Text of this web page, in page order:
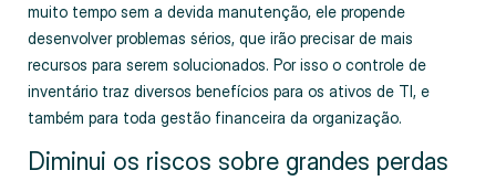
muito tempo sem a devida manutenção, ele propende
desenvolver problemas sérios, que irão precisar de mais
recursos para serem solucionados. Por isso o controle de
inventário traz diversos benefícios para os ativos de TI, e
também para toda gestão financeira da organização.
Diminui os riscos sobre grandes perdas